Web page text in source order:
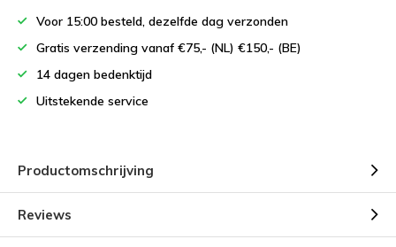
Voor 15:00 besteld, dezelfde dag verzonden
Gratis verzending vanaf €75,- (NL) €150,- (BE)
14 dagen bedenktijd
Uitstekende service
Productomschrijving
Reviews